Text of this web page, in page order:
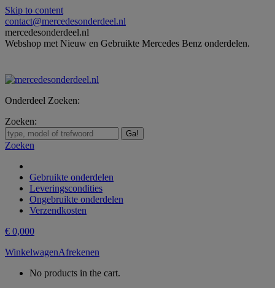
Skip to content
contact@mercedesonderdeel.nl
mercedesonderdeel.nl
Webshop met Nieuw en Gebruikte Mercedes Benz onderdelen.
Onderdeel Zoeken:
Zoeken:
Zoeken
Gebruikte onderdelen
Leveringscondities
Ongebruikte onderdelen
Verzendkosten
€ 0,000
WinkelwagenAfrekenen
No products in the cart.